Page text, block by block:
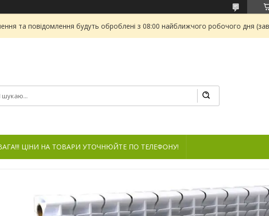
та повідомлення будуть оброблені з 08:00 найближчого робочого дня
ЦІНИ НА ТОВАРИ УТОЧНЮЙТЕ ПО ТЕЛЕФОНУ!